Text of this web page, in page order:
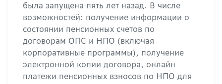
была запущена пять лет назад. В числе
возможностей: получение информации о
состоянии пенсионных счетов по
договорам ОПС и НПО (включая
корпоративные программы), получение
электронной копии договора, онлайн
платежи пенсионных взносов по НПО для